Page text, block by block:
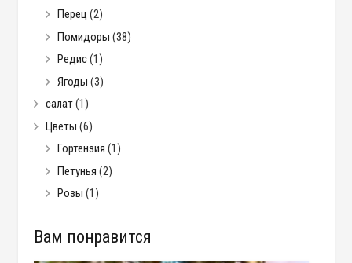
Перец (2)
Помидоры (38)
Редис(1)
Ягоды (3)
салат(1)
Цветы (6)
Гортензия (1)
Петунья (2)
Розы (1)
Вам понравится